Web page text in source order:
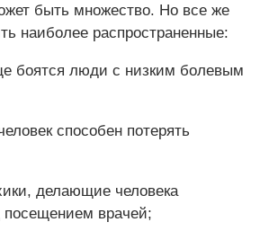
быть множество. Но все же
наиболее распространенные:
боятся люди с низким болевым
способен потерять
делающие человека
врачей;